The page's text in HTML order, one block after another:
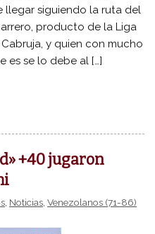
llegar siguiendo la ruta del
producto de la Liga
y quien con mucho
es se lo debe al […]
+40 jugaron
, Noticias,Venezolanos (71-86)